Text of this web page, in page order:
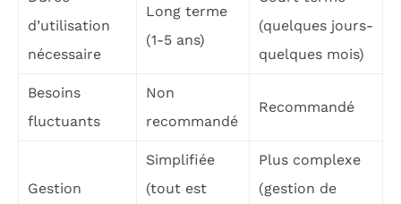
d’utilisation
nécessaire
Long terme
(1-5 ans)
(quelques jours-
quelques mois)
Besoins
fluctuants
Non
recommandé
Recommandé
Gestion
Simplifiée
(tout est
Plus complexe
(gestion de